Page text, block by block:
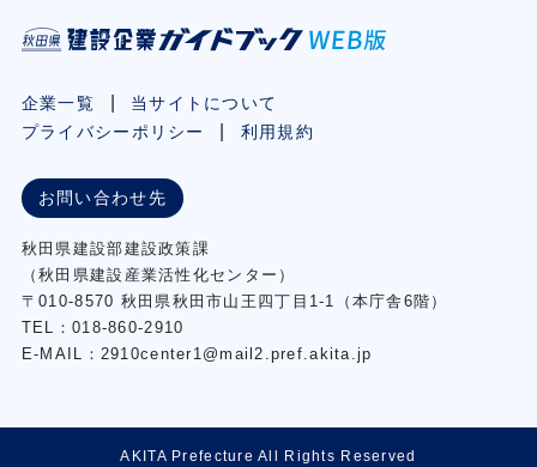
企業一覧
当サイトについて
プライバシーポリシー
利用規約
お問い合わせ先
秋⽥県建設部建設政策課
（秋⽥県建設産業活性化センター）
〒010-8570 秋田県秋田市⼭王四丁⽬1-1（本庁舎6階）
TEL：018-860-2910
E-MAIL：2910center1@mail2.pref.akita.jp
AKITA Prefecture All Rights Reserved